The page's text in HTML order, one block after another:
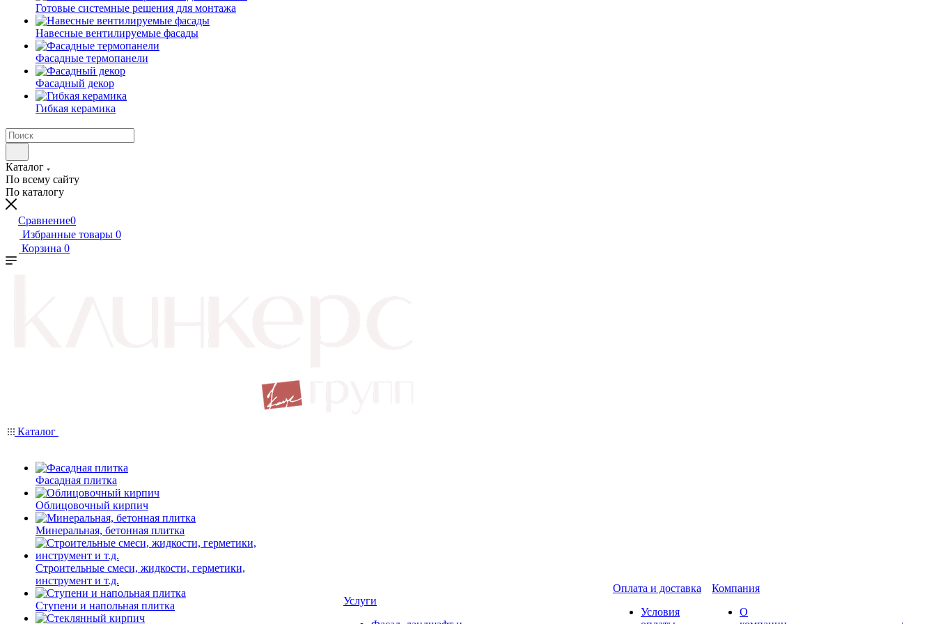
Готовые системные решения для монтажа
Навесные вентилируемые фасады
Фасадные термопанели
Фасадный декор
Гибкая керамика
Каталог
По всему сайту
По каталогу
Сравнение0
Избранные товары 0
Корзина 0
Каталог
Фасадная плитка
Облицовочный кирпич
Минеральная, бетонная плитка
Строительные смеси, жидкости, герметики,
инструмент и т.д.
Ступени и напольная плитка
Услуги
Оплата и доставка
Условия
Компания
О